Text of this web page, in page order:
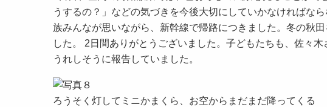
うするの？」などの気づきを今後大切にしていかなければな
族みんなが思いながら、新幹線で帰路につきました。冬の秋
した。 2日間ありがとうございました。子どもたちも、佐々
うれしそうに報告していました。
ろうそく灯してミニかまくら、お空からまだまだ降ってくる